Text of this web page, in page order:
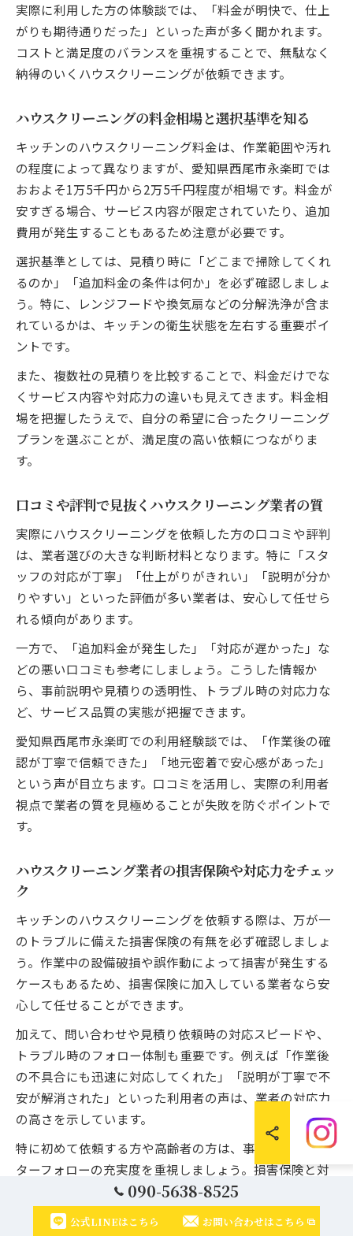
実際に利用した方の体験談では、「料金が明快で、仕上
がりも期待通りだった」といった声が多く聞かれます。
コストと満足度のバランスを重視することで、無駄なく
納得のいくハウスクリーニングが依頼できます。
ハウスクリーニングの料金相場と選択基準を知る
キッチンのハウスクリーニング料金は、作業範囲や汚れ
の程度によって異なりますが、愛知県西尾市永楽町では
おおよそ1万5千円から2万5千円程度が相場です。料金が
安すぎる場合、サービス内容が限定されていたり、追加
費用が発生することもあるため注意が必要です。
選択基準としては、見積り時に「どこまで掃除してくれ
るのか」「追加料金の条件は何か」を必ず確認しましょ
う。特に、レンジフードや換気扇などの分解洗浄が含ま
れているかは、キッチンの衛生状態を左右する重要ポイ
ントです。
また、複数社の見積りを比較することで、料金だけでな
くサービス内容や対応力の違いも見えてきます。料金相
場を把握したうえで、自分の希望に合ったクリーニング
プランを選ぶことが、満足度の高い依頼につながりま
す。
口コミや評判で見抜くハウスクリーニング業者の質
実際にハウスクリーニングを依頼した方の口コミや評判
は、業者選びの大きな判断材料となります。特に「スタ
ッフの対応が丁寧」「仕上がりがきれい」「説明が分か
りやすい」といった評価が多い業者は、安心して任せら
れる傾向があります。
一方で、「追加料金が発生した」「対応が遅かった」な
どの悪い口コミも参考にしましょう。こうした情報か
ら、事前説明や見積りの透明性、トラブル時の対応力な
ど、サービス品質の実態が把握できます。
愛知県西尾市永楽町での利用経験談では、「作業後の確
認が丁寧で信頼できた」「地元密着で安心感があった」
という声が目立ちます。口コミを活用し、実際の利用者
視点で業者の質を見極めることが失敗を防ぐポイントで
す。
ハウスクリーニング業者の損害保険や対応力をチェッ
ク
キッチンのハウスクリーニングを依頼する際は、万が一
のトラブルに備えた損害保険の有無を必ず確認しましょ
う。作業中の設備破損や誤作動によって損害が発生する
ケースもあるため、損害保険に加入している業者なら安
心して任せることができます。
加えて、問い合わせや見積り依頼時の対応スピードや、
トラブル時のフォロー体制も重要です。例えば「作業後
の不具合にも迅速に対応してくれた」「説明が丁寧で不
安が解消された」といった利用者の声は、業者の対応力
の高さを示しています。
特に初めて依頼する方や高齢者の方は、事前説明やアフ
ターフォローの充実度を重視しましょう。損害保険と対
応力の両面から業者をチェックすることで、安心してキ
ッチンのハウスクリーニングを依頼できます。
090-5638-8525
公式LINEはこちら お問い合わせはこちら